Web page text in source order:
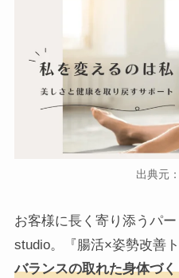
出典元
お客様に長く寄り添うパ
studio。『腸活×姿勢改善
バランスの取れた身体づ